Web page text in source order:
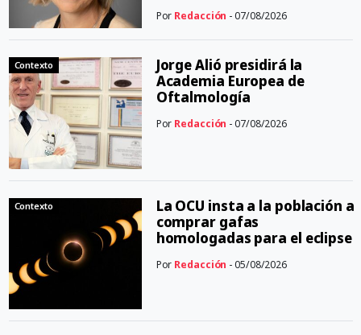
Por Redacción - 07/08/2026
Contexto
Jorge Alió presidirá la
Academia Europea de
Oftalmología
Por Redacción - 07/08/2026
Contexto
La OCU insta a la población a
comprar gafas
homologadas para el eclipse
Por Redacción - 05/08/2026